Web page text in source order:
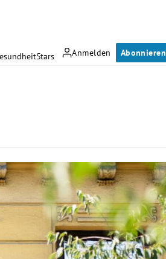
Anmelden Abonnieren
Stars